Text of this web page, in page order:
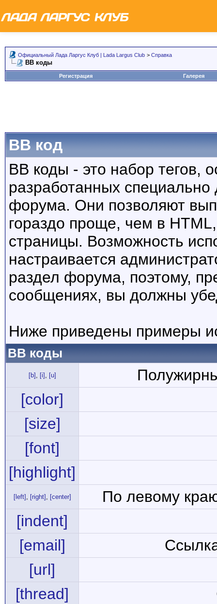
Официальный Лада Ларгус Клуб | Lada Largus Club > Справка
BB коды
Регистрация Галерея
BB код
BB коды - это набор тегов,
разработанных
форума. Они позволяют
гораздо проще, чем в
страницы. Возможность
настраивается
раздел форума, поэтому,
сообщениях, вы должны
Ниже приведены примеры
BB коды
[b] , [i] , [u]
[color]
[size]
[font]
[highlight]
[left] , [right] , [center]
По левому
[indent]
[email]
[url]
[thread]